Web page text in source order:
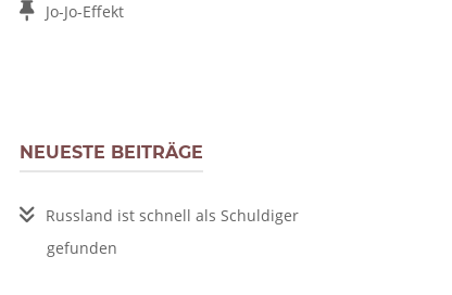
Jo-Jo-Effekt
NEUESTE BEITRÄGE
Russland ist schnell als Schuldiger
gefunden